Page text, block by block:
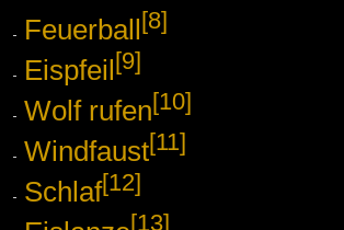
Feuerball[8]
Eispfeil[9]
Wolf rufen[10]
Windfaust[11]
Schlaf[12]
[13]